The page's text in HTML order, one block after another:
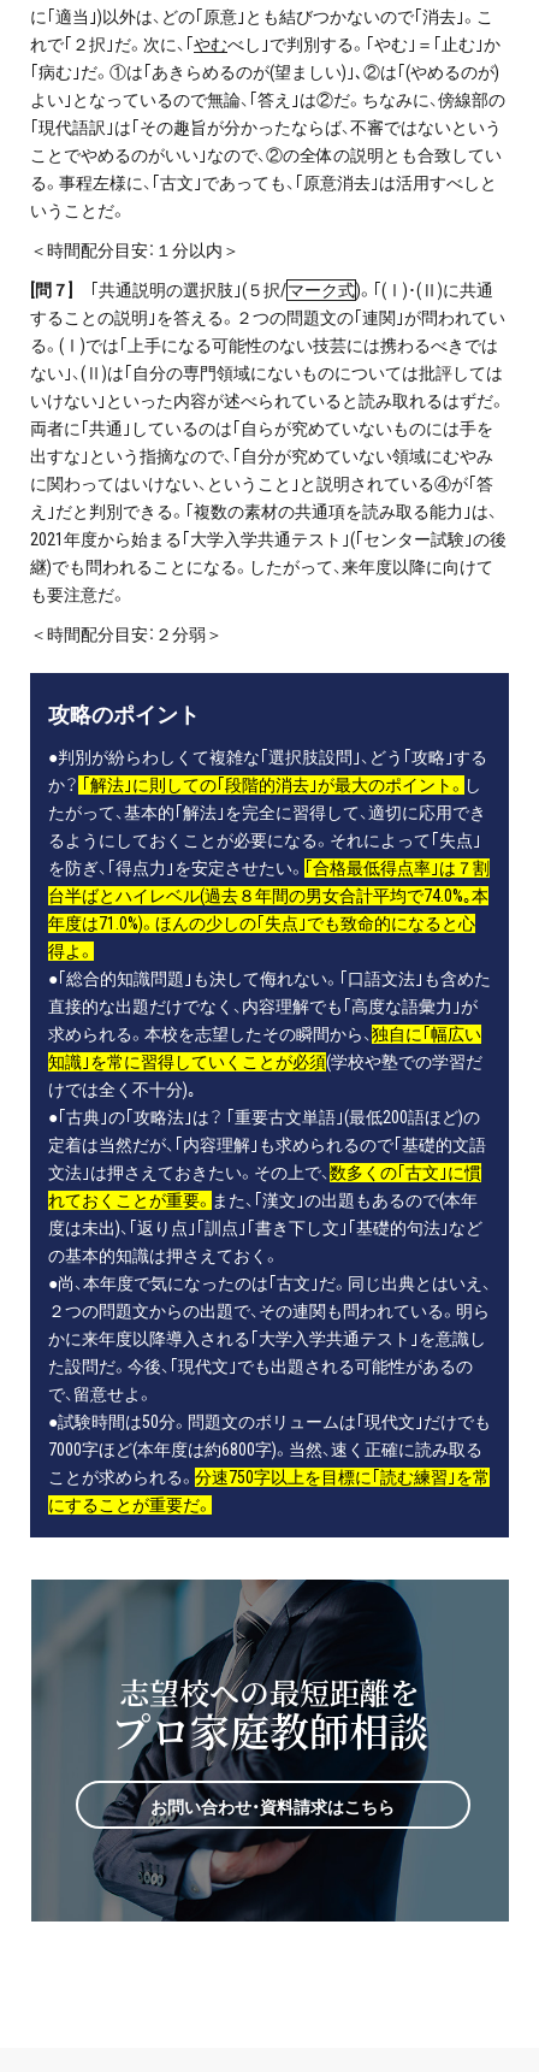
に｢適当｣)以外は、どの｢原意｣とも結びつかないので｢消去｣。こ
れで｢２択｣だ。次に、｢ やむべし｣で判別する。｢やむ｣＝｢止む｣か
｢病む｣だ。①は｢あきらめるのが(望ましい)｣､②は｢(やめるのが)
よい｣となっているので無論、｢答え｣は②だ。ちなみに、傍線部の
｢現代語訳｣は｢その趣旨が分かったならば、不審ではないという
ことでやめるのがいい｣なので、②の全体の説明とも合致してい
る。事程左様に、｢古文｣であっても、｢原意消去｣は活用すべしと
いうことだ。
＜時間配分目安：１分以内＞
問７] ｢共通説明の選択肢｣(５択/マーク式)。｢(Ⅰ)･(Ⅱ)に共通
することの説明｣を答える。２つの問題文の｢連関｣が問われてい
る。(Ⅰ)では｢上手になる可能性のない技芸には携わるべきでは
ない｣、(Ⅱ)は｢自分の専門領域にないものについては批評しては
いけない｣といった内容が述べられていると読み取れるはずだ。
両者に｢共通｣しているのは｢自らが究めていないものには手を
出すな｣という指摘なので、｢自分が究めていない領域にむやみ
に関わってはいけない、ということ｣と説明されている④が｢答
え｣だと判別できる。｢複数の素材の共通項を読み取る能力｣は、
2021年度から始まる｢大学入学共通テスト｣(｢センター試験｣の後
継)でも問われることになる。したがって、来年度以降に向けて
も要注意だ。
＜時間配分目安：２分弱＞
攻略のポイント
●判別が紛らわしくて複雑な｢選択肢設問｣、どう｢攻略｣する
か？
｢解法｣に則しての｢段階的消去｣が最大のポイント。 し
たがって、基本的｢解法｣を完全に習得して、適切に応用でき
るようにしておくことが必要になる。それによって｢失点｣
を防ぎ、｢得点力｣を安定させたい。
｢合格最低得点率｣は７割
台半ばとハイレベル(過去８年間の男女合計平均で74.0%｡本
年度は71.0%)。ほんの少しの｢失点｣でも致命的になると心
得よ。
●｢総合的知識問題｣も決して侮れない。｢口語文法｣も含めた
直接的な出題だけでなく、内容理解でも｢高度な語彙力｣が
求められる。本校を志望したその瞬間から、独自に｢幅広い
知識｣を常に習得していくことが必須(学校や塾での学習だ
けでは全く不十分)｡
●｢古典｣の｢攻略法｣は？ ｢重要古文単語｣(最低200語ほど)の
定着は当然だが、｢内容理解｣も求められるので｢基礎的文語
文法｣は押さえておきたい。その上で、数多くの｢古文｣に慣
れておくことが重要。 また、｢漢文｣の出題もあるので(本年
度は未出)、｢返り点｣｢訓点｣｢書き下し文｣｢基礎的句法｣など
の基本的知識は押さえておく。
●尚、本年度で気になったのは｢古文｣だ。同じ出典とはいえ、
２つの問題文からの出題で、その連関も問われている。明ら
かに来年度以降導入される｢大学入学共通テスト｣を意識し
た設問だ。今後、｢現代文｣でも出題される可能性があるの
で、留意せよ。
●試験時間は50分。問題文のボリュームは｢現代文｣だけでも
7000字ほど(本年度は約6800字)。当然、速く正確に読み取る
ことが求められる。 分速750字以上を目標に｢読む練習｣を常
にすることが重要だ。
志望校への最短距離を
プロ家庭教師相談
お問い合わせ・資料請求はこちら